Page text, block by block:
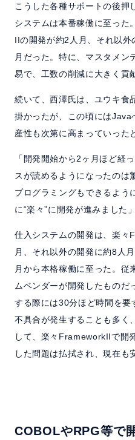
こうした各種サポートの後押
システムは本番稼働に至っ
IIの開発が約2人月、それ以外
月だった。特に、マスタメン
易で、工数の削減に大きく貢
続いて、西澤氏は、ユウキ食
掛かったが、この頃にはJava
産性も次第に高まっていった
「開発開始から2ヶ月ほど経
スが読めるようになったのは
プログラミングもできるよう
に“楽々”に開発が進みました
仕入システムの開発は、楽々
月、それ以外の開発に約8人
月から本格稼働に至った。従
ムベンダーが開発したものだ
する際には30分ほど時間を要
不具合が発生することも多く
して、楽々FrameworkIIで開
した問題は払拭され、現在も
COBOLやRPG等で